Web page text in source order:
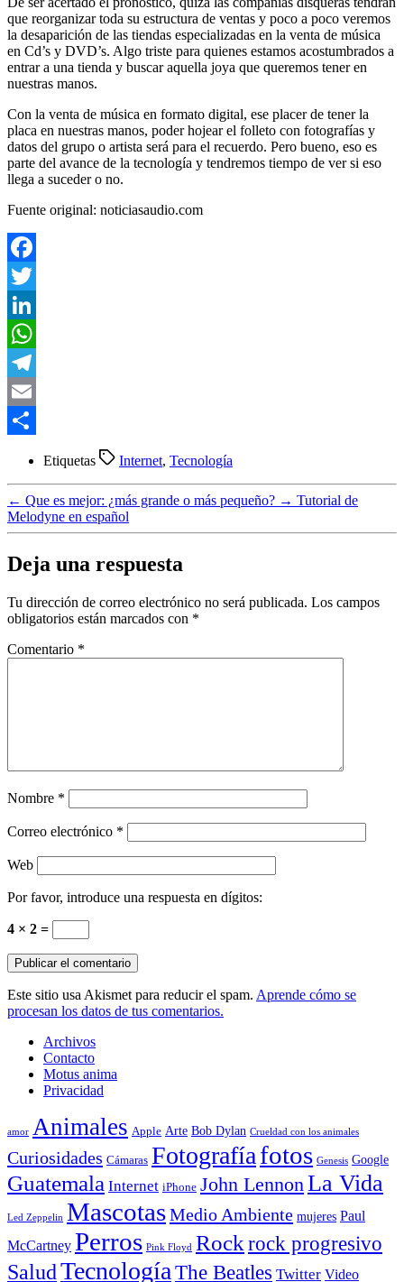
que reorganizar toda su estructura de ventas y poco a poco veremos
la desaparición de las tiendas especializadas en la venta de música
en Cd’s y DVD’s. Algo triste para quienes estamos acostumbrados a
entrar a una tienda y buscar aquella joya que queremos tener en
nuestras manos.
Con la venta de música en formato digital, ese placer de tener la
placa en nuestras manos, poder hojear el folleto con fotografías y
datos del grupo o artista será para el recuerdo. Pero bueno, eso es
parte del avance de la tecnología y tendremos tiempo de ver si eso
llega a suceder o no.
Fuente original: noticiasaudio.com
Facebook
Twitter
LinkedIn
WhatsApp
Telegram
Email
Etiquetas Internet, Tecnología
← Que es mejor: ¿más grande o más pequeño? → Tutorial de
Melodyne en español
Deja una respuesta
Tu dirección de correo electrónico no será publicada. Los campos
obligatorios están marcados con *
Comentario *
Nombre *
Correo electrónico *
Web
Por favor, introduce una respuesta en dígitos:
4 × 2 =
Este sitio usa Akismet para reducir el spam. Aprende cómo se
procesan los datos de tus comentarios.
Archivos
Contacto
Motus anima
Privacidad
amor Animales Apple Arte Bob Dylan Crueldad con los animales
Curiosidades Cámaras Fotografíafotos Genesis Google
Guatemala Internet iPhone John Lennon La Vida
Led Zeppelin MascotasMedio Ambiente mujeres Paul
McCartney Perros Pink Floyd Rock rock progresivo
SaludTecnología The Beatles Twitter Video